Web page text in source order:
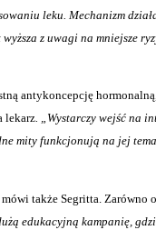
leku. Mechanizm
z uwagi na mniejsze
antykoncepcję
lekarz. „Wystarczy wejść na
mity funkcjonują na jej
także Segritta. Zarówno
edukacyjną kampanię,